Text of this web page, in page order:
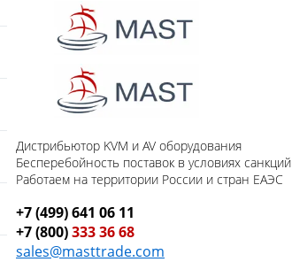
Дистрибьютор KVM и AV оборудования
Бесперебойность поставок в условиях санкций
Работаем на территории России и стран ЕАЭС
+7 (499) 641 06 11
+7 (800)333 36 68
sales@masttrade.com